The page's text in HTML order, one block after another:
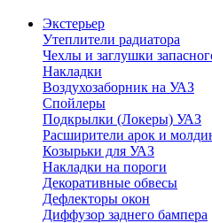
Экстерьер
Утеплители радиатора
Чехлы и заглушки
Накладки
Воздухозаборник на УАЗ
Спойлеры
Подкрылки (Локеры) УАЗ
Расширители арок и
Козырьки для УАЗ
Накладки на пороги
Декоративные обвесы
Дефлекторы окон
Диффузор заднего бампера